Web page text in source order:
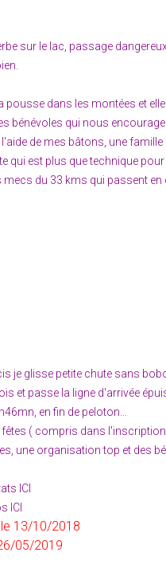
sur le lac, passage
pousse dans les montées et
bénévoles qui nous
de mes bâtons, une
qui est plus que technique
du 33 kms qui passent en
je glisse petite chute sans
et passe la ligne d'arrivée
en fin de peloton...
( compris dans
une organisation top et des
ICI
ICI
13/10/2018
05/2019